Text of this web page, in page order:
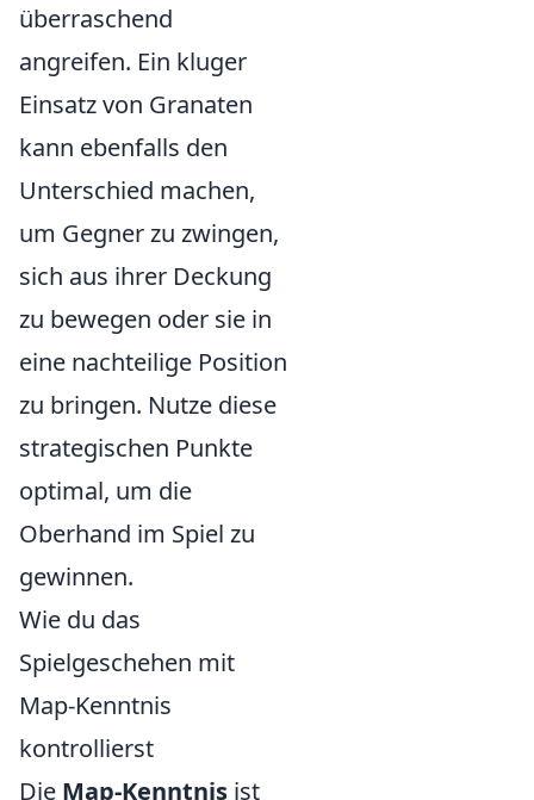
überraschend
angreifen. Ein kluger
Einsatz von Granaten
kann ebenfalls den
Unterschied machen,
um Gegner zu zwingen,
sich aus ihrer Deckung
zu bewegen oder sie in
eine nachteilige Position
zu bringen. Nutze diese
strategischen Punkte
optimal, um die
Oberhand im Spiel zu
gewinnen.
Wie du das
Spielgeschehen mit
Map-Kenntnis
kontrollierst
Die Map-Kenntnis ist